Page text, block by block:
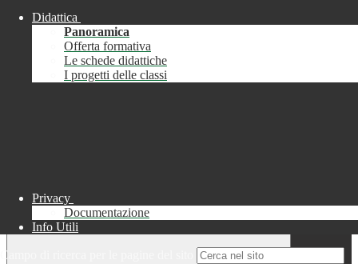
Chiudi
Informazione
Didattica
Panoramica
Offerta formativa
Le schede didattiche
I progetti delle classi
Privacy
Documentazione
Info Utili
Campo di ricerca per le pagine del sito